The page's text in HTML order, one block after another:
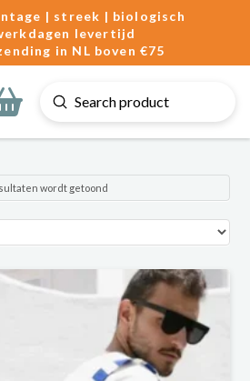
| streek | biologisch
levertijd
in NL boven €75
Search
Submit
wordt getoond